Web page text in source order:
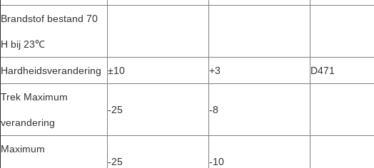
Brandstof bestand 70
H bij 23℃
Hardheidsverandering ±10 +3 D471
Trek Maximum
verandering
-25 -8
Maximum
-25 -10